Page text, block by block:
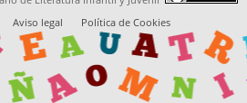
Aviso legal Política de Cookies